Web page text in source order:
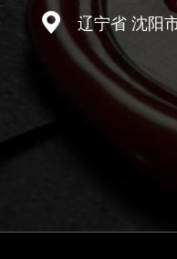
辽宁省 沈阳